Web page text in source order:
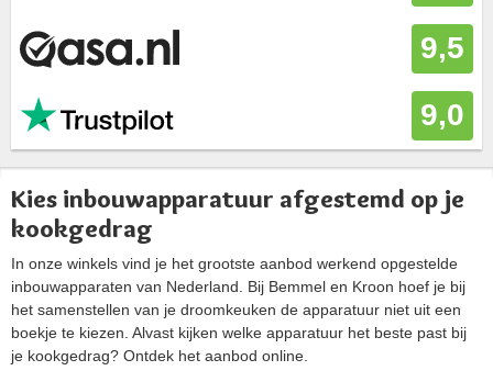
9,5
9,0
Kies inbouwapparatuur afgestemd op je
kookgedrag
In onze winkels vind je het grootste aanbod werkend opgestelde
inbouwapparaten van Nederland. Bij Bemmel en Kroon hoef je bij
het samenstellen van je droomkeuken de apparatuur niet uit een
boekje te kiezen. Alvast kijken welke apparatuur het beste past bij
je kookgedrag? Ontdek het aanbod online.